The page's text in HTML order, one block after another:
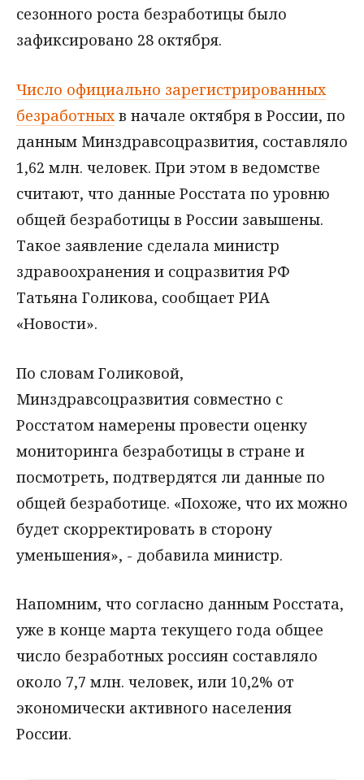
сезонного роста безработицы было
зафиксировано 28 октября.
Число официально зарегистрированных
безработных в начале октября в России, по
данным Минздравсоцразвития, составляло
1,62 млн. человек. При этом в ведомстве
считают, что данные Росстата по уровню
общей безработицы в России завышены.
Такое заявление сделала министр
здравоохранения и соцразвития РФ
Татьяна Голикова, сообщает РИА
«Новости».
По словам Голиковой,
Минздравсоцразвития совместно с
Росстатом намерены провести оценку
мониторинга безработицы в стране и
посмотреть, подтвердятся ли данные по
общей безработице. «Похоже, что их можно
будет скорректировать в сторону
уменьшения», - добавила министр.
Напомним, что согласно данным Росстата,
уже в конце марта текущего года общее
число безработных россиян составляло
около 7,7 млн. человек, или 10,2% от
экономически активного населения
России.